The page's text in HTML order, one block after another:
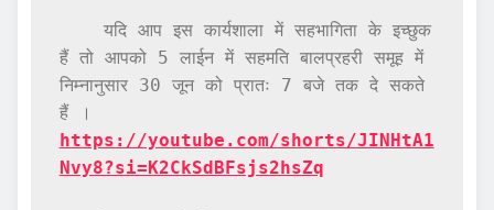
हैं तो आपको 5 लाईन में सहमति बालप्रहरी समूह में
निम्नानुसार 30 जून को प्रातः 7 बजे तक दे सकते
https://youtube.com/shorts/JINHtA1
Nvy8?si=K2CkSdBFsjs2hsZq